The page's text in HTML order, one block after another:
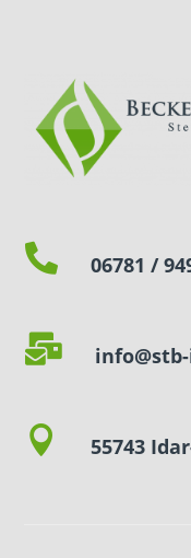
 06781 /

 55743